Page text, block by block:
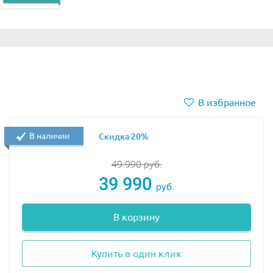
В избранное
49 990руб.
39 990 руб.
В корзину
Купить в один клик
В наличии Скидка 20%